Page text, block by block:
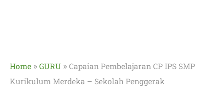
Home »GURU »Capaian Pembelajaran CP IPS SMP
Kurikulum Merdeka – Sekolah Penggerak